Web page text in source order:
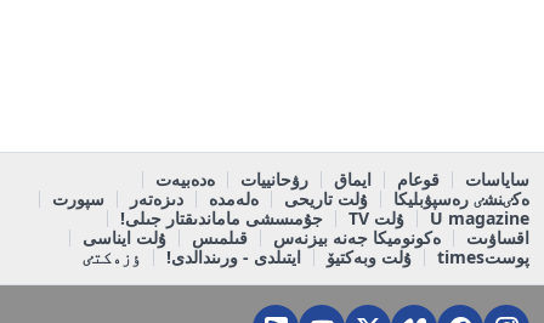
ساياسات قوعام ايماق رۋحانييات
ەدەبيەت
ەكٸنشٸ رەسپۋبليكا
ۇلت تاريحى ەلەمدە دىزەتەر
سپورت
U magazine
ۇلت TV
جۇمىسشى ماماندىقتار جىلى!
اقساۋىت
ەكونوميكا جەنە بيزنەس قىلمىس
ۇلت ايناسى
پوستtimes
ۇلت وبەكتيۆ ايتىلدى - ورىندالدى! ٶزەكتٸ